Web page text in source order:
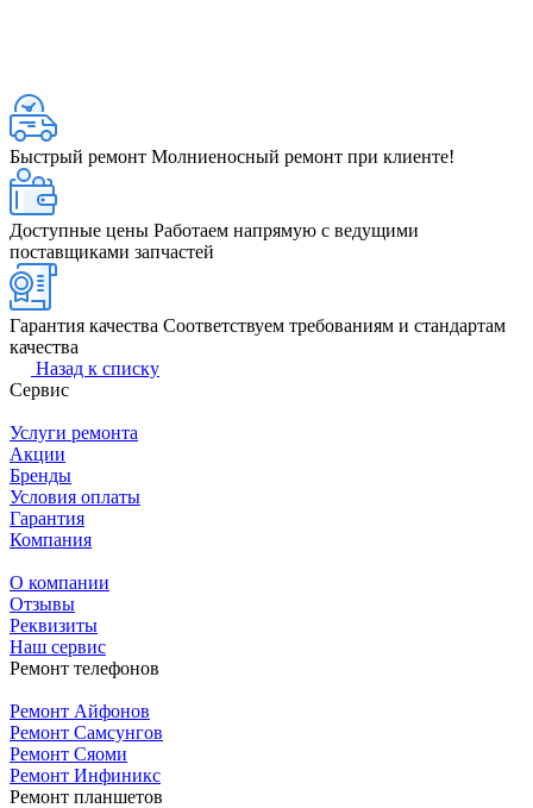
Быстрый ремонт Молниеносный ремонт при клиенте!
Доступные цены Работаем напрямую с ведущими
поставщиками запчастей
Гарантия качества Соответствуем требованиям и стандартам
качества
Назад к списку
Сервис
Услуги ремонта
Акции
Бренды
Условия оплаты
Гарантия
Компания
О компании
Отзывы
Реквизиты
Наш сервис
Ремонт телефонов
Ремонт Айфонов
Ремонт Самсунгов
Ремонт Сяоми
Ремонт Инфиникс
Ремонт планшетов